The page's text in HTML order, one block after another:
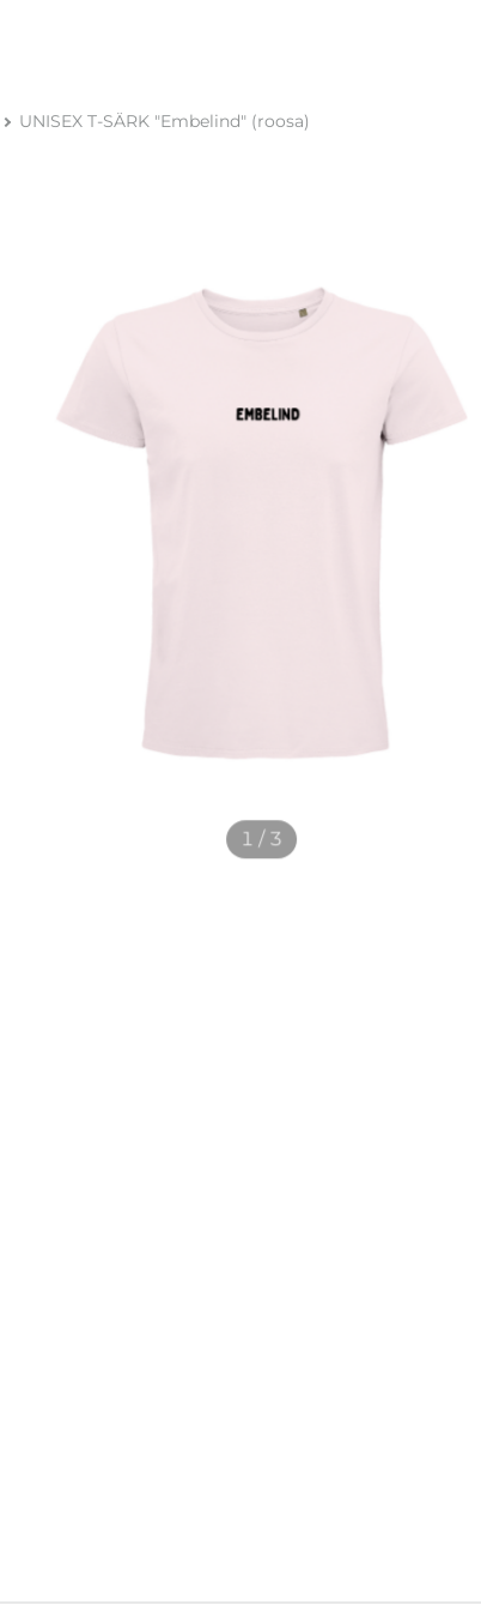
UNISEX T-SÄRK "Embelind" (roosa)
1 / 3